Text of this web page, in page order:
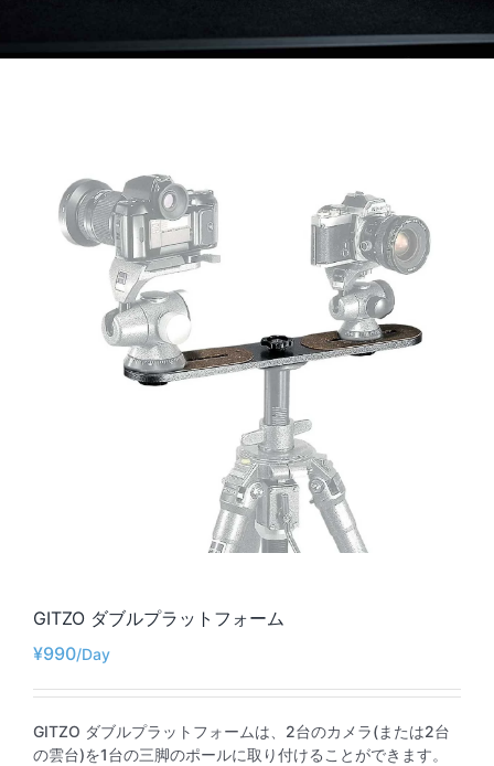
GITZO ダブルプラットフォーム
¥990
GITZO ダブルプラットフォームは、2台のカメラ(または2台
の雲台)を1台の三脚のポールに取り付けることができます。